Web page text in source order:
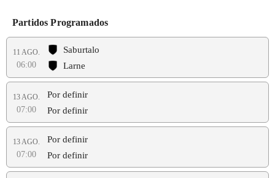
Partidos Programados
11 AGO.
06:00
Saburtalo
Larne
13 AGO.
07:00
Por definir
Por definir
13 AGO.
07:00
Por definir
Por definir